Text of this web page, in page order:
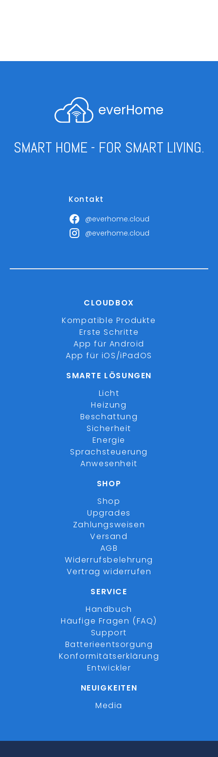
everHome
SMART HOME - FOR SMART LIVING.
Kontakt
@everhome.cloud
@everhome.cloud
CLOUDBOX
Kompatible Produkte
Erste Schritte
App für Android
App für iOS/iPadOS
SMARTE LÖSUNGEN
Licht
Heizung
Beschattung
Sicherheit
Energie
Sprachsteuerung
Anwesenheit
SHOP
Shop
Upgrades
Zahlungsweisen
Versand
AGB
Widerrufsbelehrung
Vertrag widerrufen
SERVICE
Handbuch
Häufige Fragen (FAQ)
Support
Batterieentsorgung
Konformitätserklärung
Entwickler
NEUIGKEITEN
Media